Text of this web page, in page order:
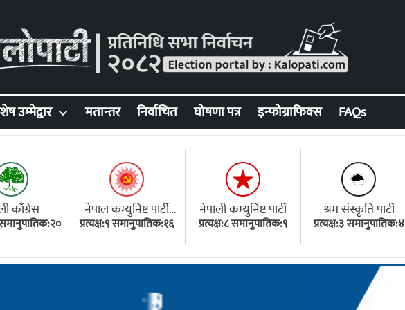
उम्मेद्वार मतान्तर निर्वाचित घोषणा पत्र इन्फोग्राफिक्स FAQs
काँग्रेस
समानुपातिक:२०
नेपाल कम्युनिष्ट पार्टी
(एमाले)
प्रत्यक्ष:९ समानुपातिक:१६
नेपाली कम्युनिष्ट पार्टी
प्रत्यक्ष:८ समानुपातिक:९
श्रम संस्कृति पार्टी
प्रत्यक्ष:३ समानुपातिक:४